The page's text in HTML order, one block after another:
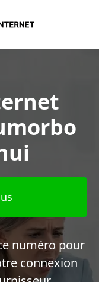
numéro pour
connexion